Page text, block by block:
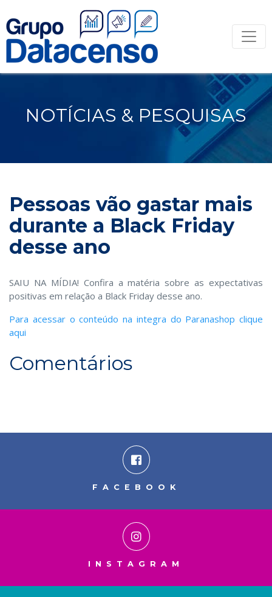
NOTÍCIAS & PESQUISAS
Pessoas vão gastar mais
durante a Black Friday
desse ano
SAIU NA MÍDIA! Confira a matéria sobre as expectativas
positivas em relação a Black Friday desse ano.
Para acessar o conteúdo na integra do Paranashop clique
aqui
Comentários
FACEBOOK
INSTAGRAM